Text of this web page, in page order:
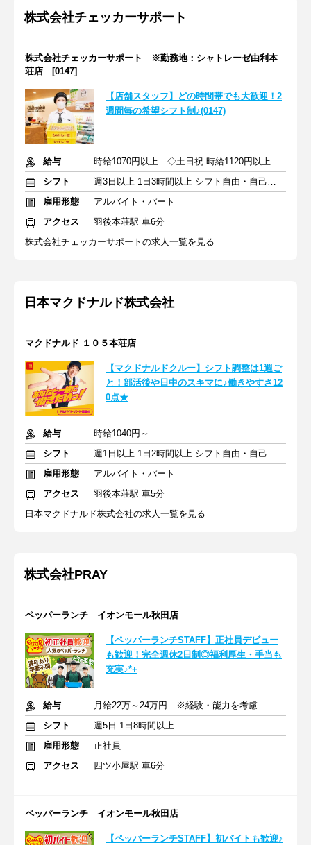
株式会社チェッカーサポート
株式会社チェッカーサポート ※勤務地：シャトレーゼ由利本
荘店 [0147]
【店舗スタッフ】どの時間帯でも大歓迎！2
週間毎の希望シフト制♪(0147)
給与
時給1070円以上 ◇土日祝 時給1120円以上
シフト
週3日以上 1日3時間以上 シフト自由・自己申告
雇用形態
アルバイト・パート
アクセス
羽後本荘駅 車6分
株式会社チェッカーサポートの求人一覧を見る
日本マクドナルド株式会社
マクドナルド １０５本荘店
【マクドナルドクルー】シフト調整は1週ご
と！部活後や日中のスキマに♪働きやすさ12
0点★
給与
時給1040円～
シフト
週1日以上 1日2時間以上 シフト自由・自己申告
雇用形態
アルバイト・パート
アクセス
羽後本荘駅 車5分
日本マクドナルド株式会社の求人一覧を見る
株式会社PRAY
ペッパーランチ イオンモール秋田店
【ペッパーランチSTAFF】正社員デビュー
も歓迎！完全週休2日制◎福利厚生・手当も
充実♪*+
給与
月給22万～24万円 ※経験・能力を考慮 ＋交通費支給
シフト
週5日 1日8時間以上
雇用形態
正社員
アクセス
四ツ小屋駅 車6分
ペッパーランチ イオンモール秋田店
【ペッパーランチSTAFF】初バイトも歓迎♪